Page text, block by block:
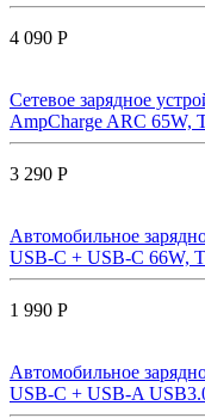
4 090 Р
Сетевое зарядное
AmpCharge ARC 65W,
3 290 Р
Автомобильное
USB-C + USB-С 66W,
1 990 Р
Автомобильное
USB-C + USB-A